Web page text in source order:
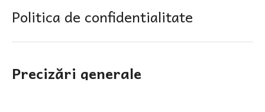
Politica de confidentialitate
Precizări generale